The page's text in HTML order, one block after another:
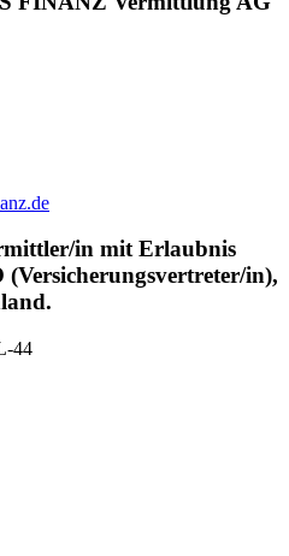
in mit Erlaubnis
(Versicherungsvertreter/in),
44